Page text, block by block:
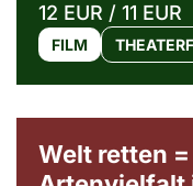
12 EUR / 11 EUR
FILM
Welt retten